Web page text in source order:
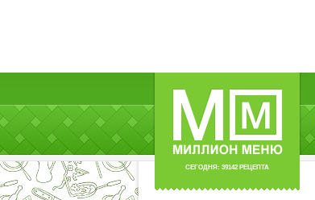
СЕГОДНЯ: 39142 РЕЦЕПТА